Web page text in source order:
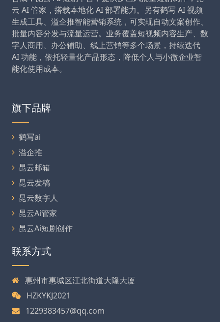
云 AI 管家，搭载本地化 AI 部署能力。另有鹤写 AI 视频
生成工具、溢企推智能营销系统，可实现自动文案创作、
批量内容分发与流量运营。业务覆盖短视频内容生产、数
字人商用、办公辅助、线上营销等多个场景，持续迭代
AI 功能，依托轻量化产品形态，降低个人与小微企业智
能化使用成本。
旗下品牌
鹤写ai
溢企推
昆云邮箱
昆云发稿
昆云数字人
昆云Ai管家
昆云Ai短剧创作
联系方式
惠州市惠城区江北街道大隆大厦
HZKYKJ2021
1229383457@qq.com